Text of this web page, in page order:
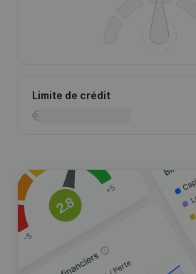
Limite de crédit